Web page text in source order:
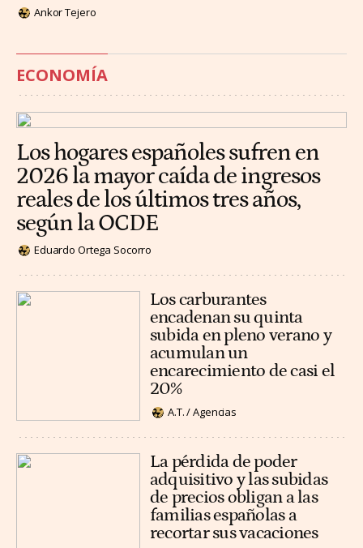
Ankor Tejero
ECONOMÍA
Los hogares españoles sufren en
2026 la mayor caída de ingresos
reales de los últimos tres años,
según la OCDE
Eduardo Ortega Socorro
Los carburantes
encadenan su quinta
subida en pleno verano y
acumulan un
encarecimiento de casi el
20%
A.T. / Agencias
La pérdida de poder
adquisitivo y las subidas
de precios obligan a las
familias españolas a
recortar sus vacaciones